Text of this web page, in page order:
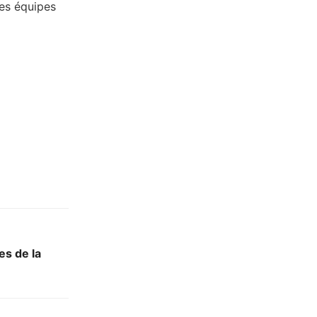
équipes
de la